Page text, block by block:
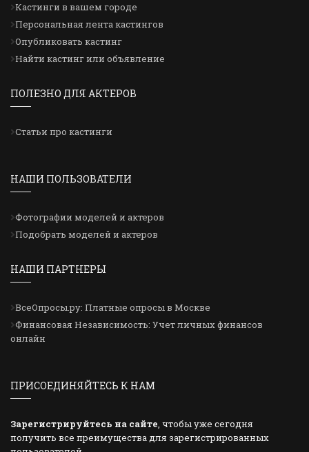
Кастинги в вашем городе
Персональная лента кастингов
Опубликовать кастинг
Найти кастинг или объявление
ПОЛЕЗНО ДЛЯ АКТЕРОВ
Статьи про кастинги
НАШИ ПОЛЬЗОВАТЕЛИ
Фотографии моделей и актеров
Подобрать моделей и актеров
НАШИ ПАРТНЕРЫ
ВсеОпросы.ру: Платные опросы в Москве
Финансовая Независимость: Учет личных финансов
онлайн
ПРИСОЕДИНЯЙТЕСЬ К НАМ
Зарегистрируйтесь на сайте, чтобы уже сегодня
получить все преимущества для зарегистрированных